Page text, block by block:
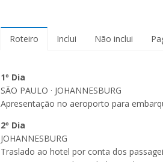
Roteiro Inclui Não inclui
1º Dia
SÃO PAULO · JOHANNESBURG
Apresentação no aeroporto para
2º Dia
JOHANNESBURG
Traslado ao hotel por conta dos